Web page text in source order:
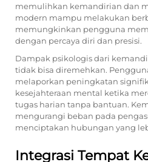
memulihkan kemandirian dan
modern mampu melakukan
memungkinkan pengguna
dengan percaya diri dan presisi.
Dampak psikologis dari
tidak bisa diremehkan.
melaporkan peningkatan
kesejahteraan mental ketika
tugas harian tanpa bantuan.
mengurangi beban pada
menciptakan hubungan yang
Integrasi Tempat